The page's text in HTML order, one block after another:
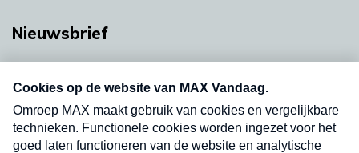
Nieuwsbrief
nieuwsbrief. Elke vrijdag- en dinsdagochtend in
uw mailbox.
Verzend